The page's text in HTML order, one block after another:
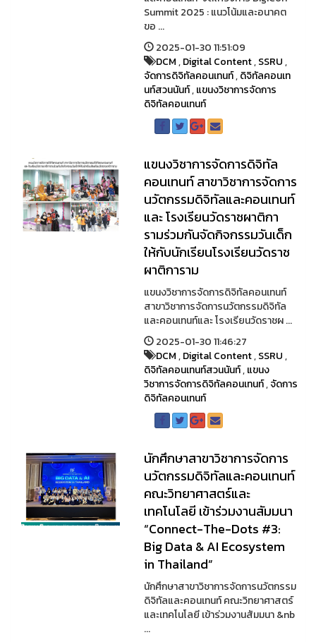
Summit 2025 : แนวโน้มและอนาคต
ขอ ...
2025-01-30 11:51:09
DCM,Digital Content,SSRU,
จัดการดิจิทัลคอนเทนท์,ดิจิทัลคอนเท
นท์สวนนันท์,แขนงวิชาการจัดการ
ดิจิทัลคอนเทนท์
แขนงวิชาการจัดการดิจิทัล
คอนเทนท์ สาขาวิชาการจัดการ
นวัตกรรมดิจิทัลและคอนเทนท์
และ โรงเรียนวัดราชผาติกา
รามร่วมกันจัดกิจกรรมวันเด็ก
ให้กับนักเรียนโรงเรียนวัดราช
ผาติการาม
แขนงวิชาการจัดการดิจิทัลคอนเทนท์
สาขาวิชาการจัดการนวัตกรรมดิจิทัล
และคอนเทนท์และ โรงเรียนวัดราชผ ...
2025-01-30 11:46:27
DCM,Digital Content,SSRU,
ดิจิทัลคอนเทนท์สวนนันท์,แขนง
วิชาการจัดการดิจิทัลคอนเทนท์,จัดการ
ดิจิทัลคอนเทนท์
นักศึกษาสาขาวิชาการจัดการ
นวัตกรรมดิจิทัลและคอนเทนท์
คณะวิทยาศาสตร์และ
เทคโนโลยี เข้าร่วมงานสัมมนา
“Connect-The-Dots #3:
Big Data & AI Ecosystem
in Thailand”
นักศึกษาสาขาวิชาการจัดการนวัตกรรม
ดิจิทัลและคอนเทนท์ คณะวิทยาศาสตร์
และเทคโนโลยี เข้าร่วมงานสัมมนา &nb
...